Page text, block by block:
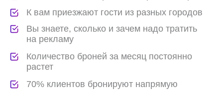
Мониторинг и контроль пути каждого гостя
следствие — стабильный поток гостей
Увеличение количества прямых броней
Эффективная стратегия развития отеля
в горизонте 1-3 лет
Можно не бояться оттока гостей
к конкурентам